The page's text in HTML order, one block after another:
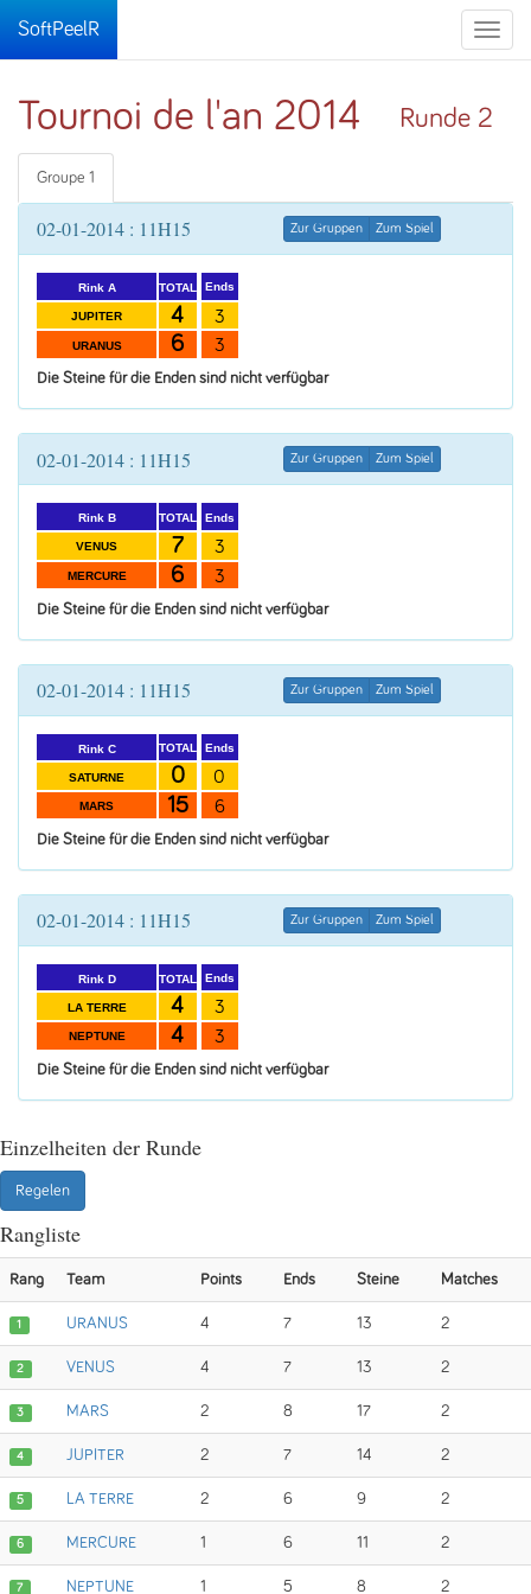
Toggle
SoftPeelR
Tournoi de l'an 2014 Runde 2
Groupe 1
02-01-2014 : 11H15 Zur Gruppen Zum Spiel
Rink A
JUPITER
URANUS
TOTAL
4
6
Ends
3
3
Die Steine für die Enden sind nicht verfügbar
02-01-2014 : 11H15 Zur Gruppen Zum Spiel
Rink B
VENUS
MERCURE
TOTAL
7
6
Ends
3
3
Die Steine für die Enden sind nicht verfügbar
02-01-2014 : 11H15 Zur Gruppen Zum Spiel
Rink C
SATURNE
MARS
TOTAL
0
15
Ends
0
6
Die Steine für die Enden sind nicht verfügbar
02-01-2014 : 11H15 Zur Gruppen Zum Spiel
Rink D
LA TERRE
NEPTUNE
TOTAL
4
4
Ends
3
3
Die Steine für die Enden sind nicht verfügbar
Einzelheiten der Runde
Regelen
Rangliste
Rang Team Points Ends Steine Matches
1 URANUS 4 7 13 2
2 VENUS 4 7 13 2
3 MARS 2 8 17 2
4 JUPITER 2 7 14 2
5 LA TERRE 2 6 9 2
6 MERCURE 1 6 11 2
7 NEPTUNE 1 5 8 2